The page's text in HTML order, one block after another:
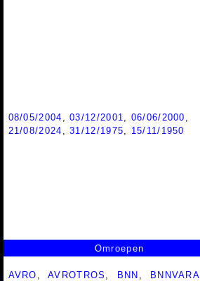
08/05/2004 ,03/12/2001 06/06/2000
21/08/2024 ,31/12/1975
15/11/1950
Omroepen
AVRO ,AVROTROS BNN BNNVARA